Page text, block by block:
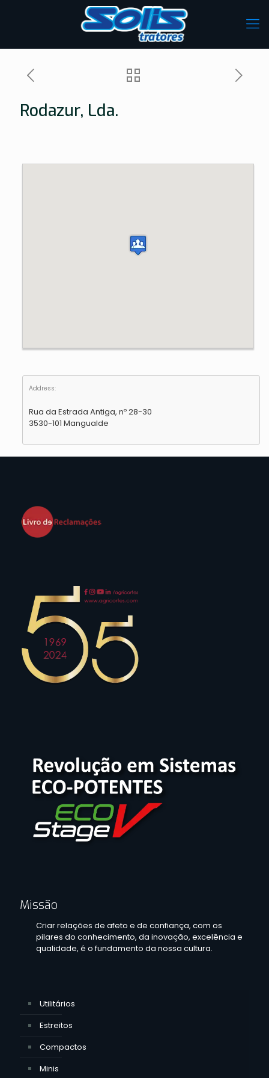
Rodazur, Lda.
Address:
Rua da Estrada Antiga, nº 28-30
3530-101 Mangualde
Missão
Criar relações de afeto e de confiança, com os
pilares do conhecimento, da inovação, excelência e
qualidade, é o fundamento da nossa cultura.
Utilitários
Estreitos
Compactos
Minis